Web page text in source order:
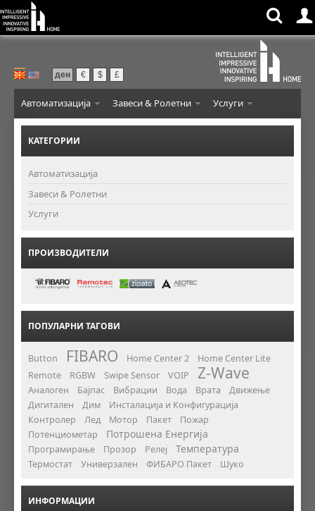
ден € $ £
Автоматизација Завеси & Ролетни Услуги
КАТЕГОРИИ
Автоматизација
Завеси & Ролетни
Услуги
ПРОИЗВОДИТЕЛИ
ПОПУЛАРНИ ТАГОВИ
Button FIBARO Home Center 2
Home Center Lite
Remote
RGBW Swipe Sensor VOIP Z-Wave
Аналоген Бајпас Вибрации Вода Врата
Движење
Дигитален
Дим
Инсталација и Конфигурација
Контролер
Лед Мотор Пакет
Пожар
Потенциометар
Потрошена Енергија
Програмирање Прозор Релеј Температура
Термостат Универзален ФИБАРО Пакет Шуко
ИНФОРМАЦИИ